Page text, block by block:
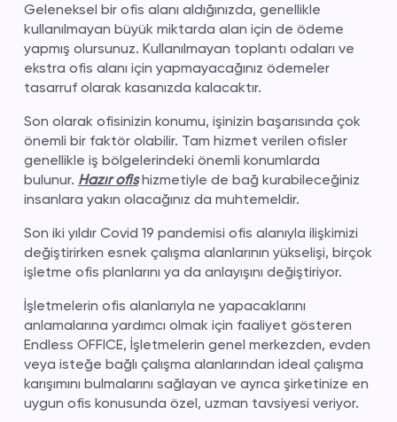
Geleneksel bir ofis alanı aldığınızda, genellikle
kullanılmayan büyük miktarda alan için de ödeme
yapmış olursunuz. Kullanılmayan toplantı odaları ve
ekstra ofis alanı için yapmayacağınız ödemeler
tasarruf olarak kasanızda kalacaktır.
Son olarak ofisinizin konumu, işinizin başarısında çok
önemli bir faktör olabilir. Tam hizmet verilen ofisler
genellikle iş bölgelerindeki önemli konumlarda
bulunur. Hazır ofishizmetiyle de bağ kurabileceğiniz
insanlara yakın olacağınız da muhtemeldir.
Son iki yıldır Covid 19 pandemisi ofis alanıyla ilişkimizi
değiştirirken esnek çalışma alanlarının yükselişi, birçok
işletme ofis planlarını ya da anlayışını değiştiriyor.
İşletmelerin ofis alanlarıyla ne yapacaklarını
anlamalarına yardımcı olmak için faaliyet gösteren
Endless OFFICE, İşletmelerin genel merkezden, evden
veya isteğe bağlı çalışma alanlarından ideal çalışma
karışımını bulmalarını sağlayan ve ayrıca şirketinize en
uygun ofis konusunda özel, uzman tavsiyesi veriyor.